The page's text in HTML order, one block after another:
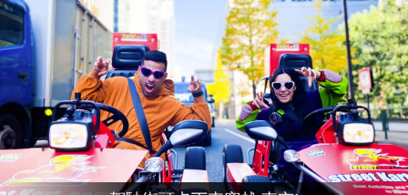
交通方式 顧客聲音 常見問題
公司 預訂
更換店鋪
東京 品川 #1 東京 秋葉原 #1
東京 秋葉原 #2 東京 澀谷
東京 澀谷附店 東京灣